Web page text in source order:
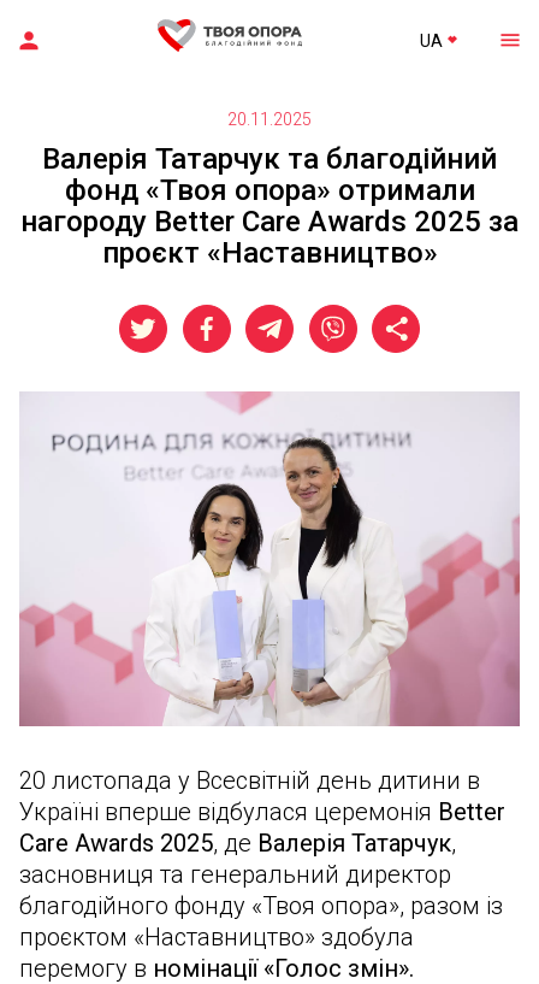
UA
20.11.2025
Валерія Татарчук та благодійний
фонд «Твоя опора» отримали
нагороду Better Care Awards 2025 за
проєкт «Наставництво»
20 листопада у Всесвітній день дитини в
Україні вперше відбулася церемонія Better
Care Awards 2025, де Валерія Татарчук,
засновниця та генеральний директор
благодійного фонду «Твоя опора», разом із
проєктом «Наставництво» здобула
перемогу в номінації «Голос змін».